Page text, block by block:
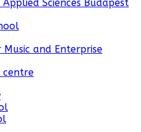
Applied Sciences Budapest
Music and Enterprise
centre